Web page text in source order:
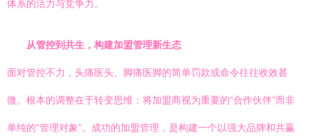
体系的活力与竞争力。
从管控到共生，构建加盟管理新生态
面对管控不力，头痛医头、脚痛医脚的简单罚款或命令往往收效甚
微。根本的调整在于转变思维：将加盟商视为重要的“合作伙伴”而非
单纯的“管理对象”。成功的加盟管理，是构建一个以强大品牌和共赢